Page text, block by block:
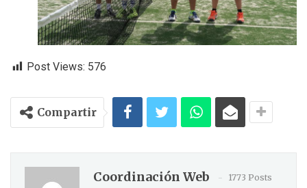
Post Views: 576
Compartir
Coordinación Web 1773 Posts